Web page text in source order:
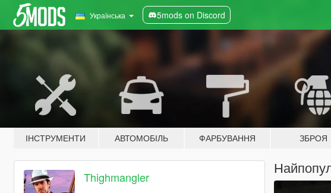
Українська 5mods on Discord
ІНСТРУМЕНТИ АВТОМОБІЛЬ ФАРБУВАННЯ ЗБРОЯ
Thighmangler